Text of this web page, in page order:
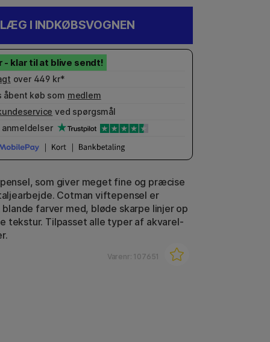
LÆG I INDKØBSVOGNEN
over 449 kr*
åbent køb som medlem
ved spørgsmål
anmeldelser
som giver meget fine og præcise
Cotman viftepensel er
farver med, bløde skarpe linjer op
tekstur. Tilpasset alle typer af akvarel-
Varenr: 107651